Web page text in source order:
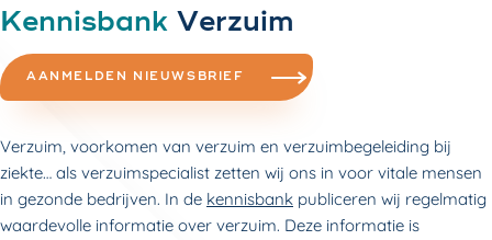
Kennisbank Verzuim
Verzuim, voorkomen van verzuim en verzuimbegeleiding bij
ziekte… als verzuimspecialist zetten wij ons in voor vitale mensen
in gezonde bedrijven. In de kennisbank publiceren wij regelmatig
waardevolle informatie over verzuim. Deze informatie is
AANMELDEN NIEUWSBRIEF